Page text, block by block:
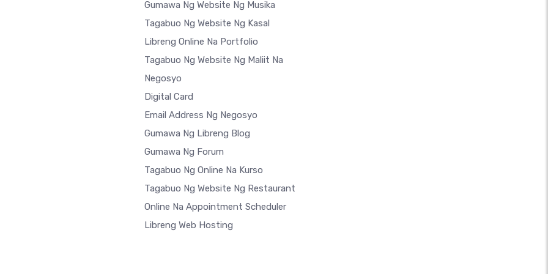
Gumawa Ng Website Ng Musika
Tagabuo Ng Website Ng Kasal
Libreng Online Na Portfolio
Tagabuo Ng Website Ng Maliit Na
Negosyo
Digital Card
Email Address Ng Negosyo
Gumawa Ng Libreng Blog
Gumawa Ng Forum
Tagabuo Ng Online Na Kurso
Tagabuo Ng Website Ng Restaurant
Online Na Appointment Scheduler
Libreng Web Hosting